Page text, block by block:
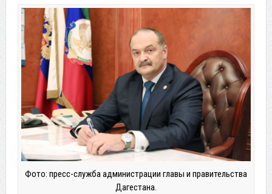
Фото: пресс-служба администрации главы и правительства
Дагестана.